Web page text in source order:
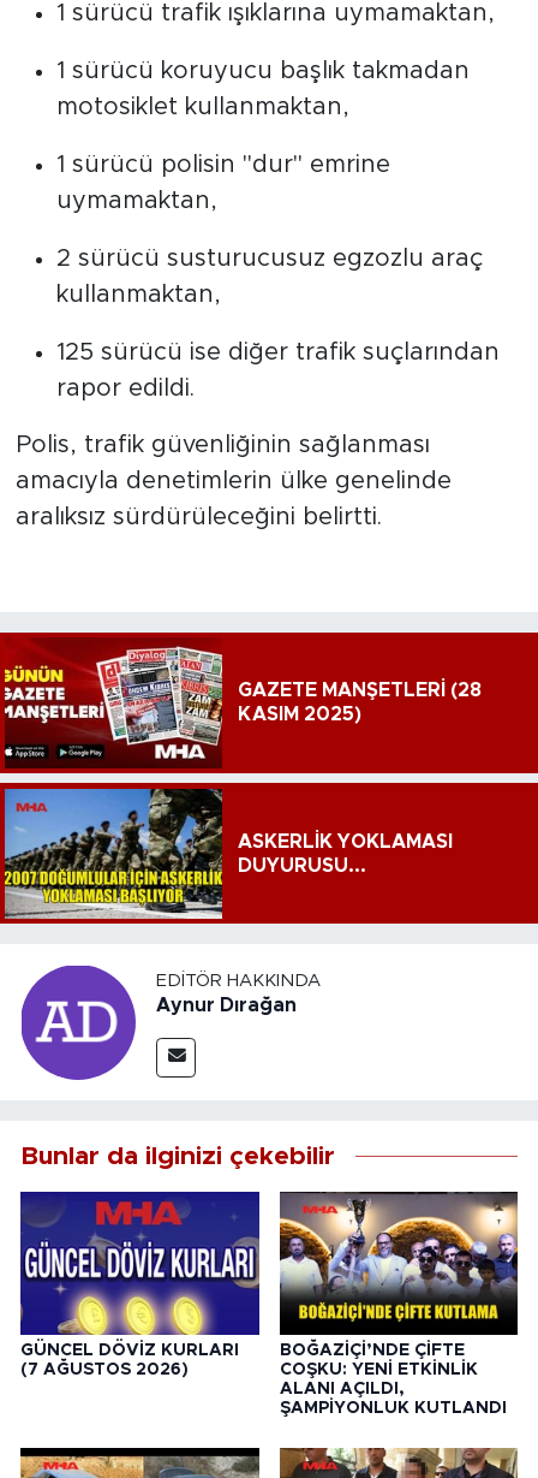
1 sürücü trafik ışıklarına uymamaktan,
1 sürücü koruyucu başlık takmadan
motosiklet kullanmaktan,
1 sürücü polisin "dur" emrine
uymamaktan,
2 sürücü susturucusuz egzozlu araç
kullanmaktan,
125 sürücü ise diğer trafik suçlarından
rapor edildi.
Polis, trafik güvenliğinin sağlanması
amacıyla denetimlerin ülke genelinde
aralıksız sürdürüleceğini belirtti.
GAZETE MANŞETLERİ (28
KASIM 2025)
ASKERLİK YOKLAMASI
DUYURUSU...
EDITÖR HAKKINDA
Aynur Dırağan
Bunlar da ilginizi çekebilir
GÜNCEL DÖVİZ KURLARI
(7 AĞUSTOS 2026)
BOĞAZİÇİ’NDE ÇİFTE
COŞKU: YENİ ETKİNLİK
ALANI AÇILDI,
ŞAMPİYONLUK KUTLANDI